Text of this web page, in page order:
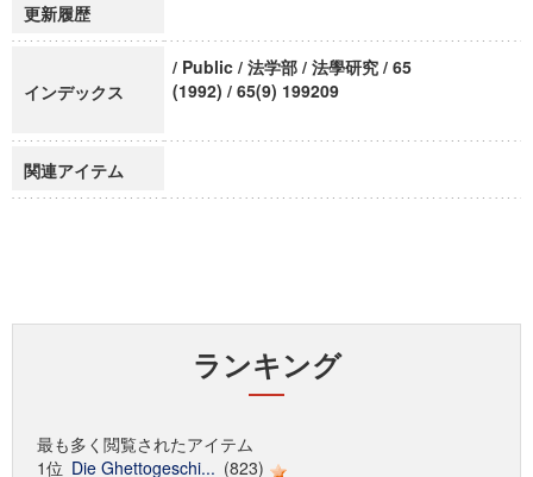
更新履歴
インデックス
/ Public / 法学部 / 法學研究 / 65
(1992) / 65(9) 199209
関連アイテム
ランキング
最も多く閲覧されたアイテム
1位 Die Ghettogeschi... (823)